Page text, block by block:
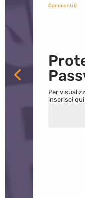
Commenti 0
Per
inserisci